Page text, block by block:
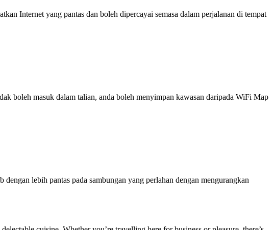
Internet yang pantas dan boleh dipercayai semasa dalam perjalanan di tempat
boleh masuk dalam talian, anda boleh menyimpan kawasan daripada WiFi Map
lebih pantas pada sambungan yang perlahan dengan mengurangkan